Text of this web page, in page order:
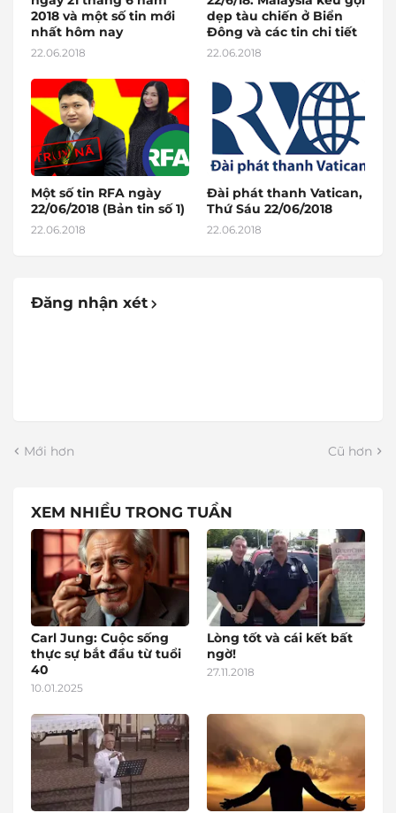
2018 và một số tin mới
nhất hôm nay
22.06.2018
dẹp tàu chiến ở Biển
Đông và các tin chi tiết
22.06.2018
Một số tin RFA ngày
22/06/2018 (Bản tin số 1)
22.06.2018
Đài phát thanh Vatican,
Thứ Sáu 22/06/2018
22.06.2018
Đăng nhận xét
Mới hơn Cũ hơn
XEM NHIỀU TRONG TUẦN
Carl Jung: Cuộc sống
thực sự bắt đầu từ tuổi
40
10.01.2025
Lòng tốt và cái kết bất
ngờ!
27.11.2018